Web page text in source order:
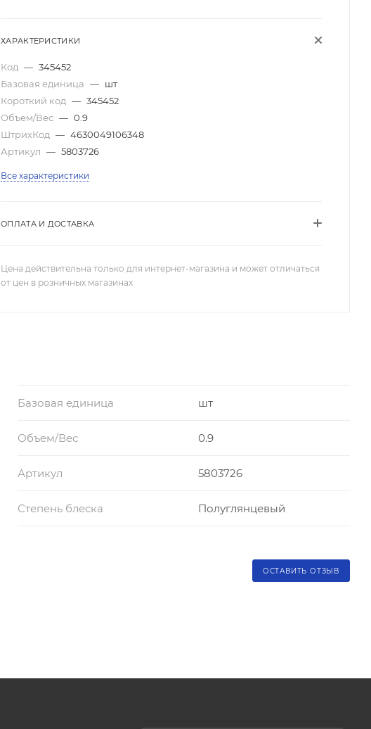
ХАРАКТЕРИСТИКИ
Код — 345452
Базовая единица — шт
Короткий код — 345452
Объем/Вес — 0.9
ШтрихКод — 4630049106348
Артикул — 5803726
Все характеристики
ОПЛАТА И ДОСТАВКА
Цена действительна только для интернет-магазина и может отличаться
от цен в розничных магазинах
Базовая единица шт
Объем/Вес 0.9
Артикул 5803726
Степень блеска Полуглянцевый
ОСТАВИТЬ ОТЗЫВ